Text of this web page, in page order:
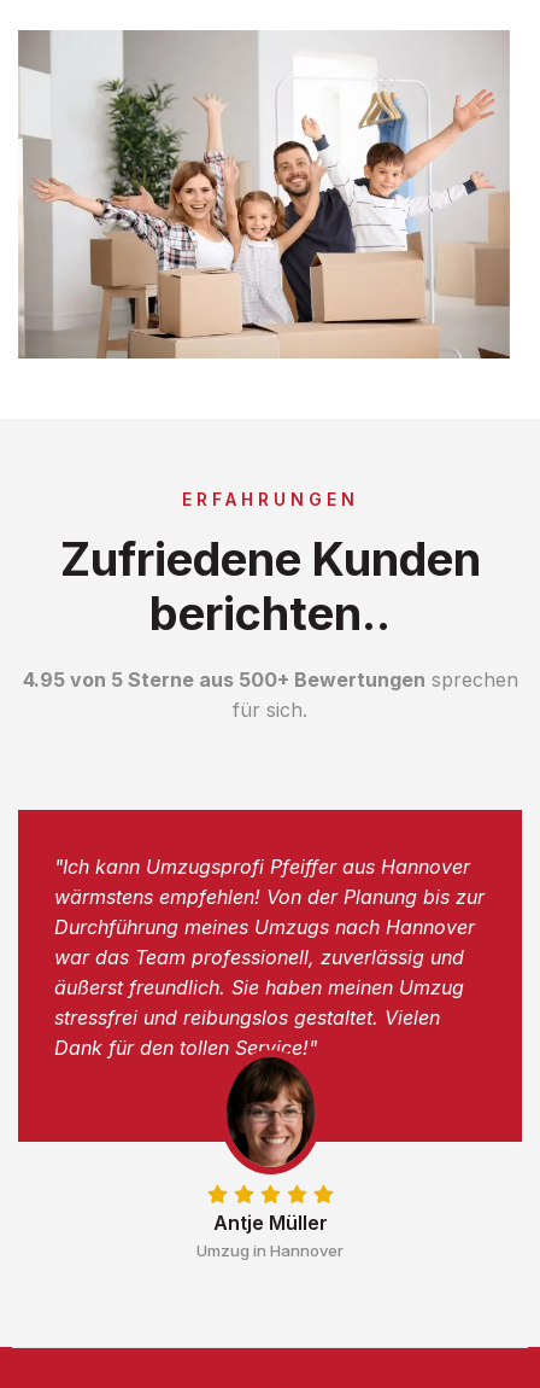
ERFAHRUNGEN
Zufriedene Kunden
berichten..
4.95 von 5 Sterne aus 500+ Bewertungen sprechen
für sich.
Antje Müller
Umzug in Hannover
"Ich kann Umzugsprofi Pfeiffer aus Hannover
wärmstens empfehlen! Von der Planung bis zur
Durchführung meines Umzugs nach Hannover
war das Team professionell, zuverlässig und
äußerst freundlich. Sie haben meinen Umzug
stressfrei und reibungslos gestaltet. Vielen
Dank für den tollen Service!"